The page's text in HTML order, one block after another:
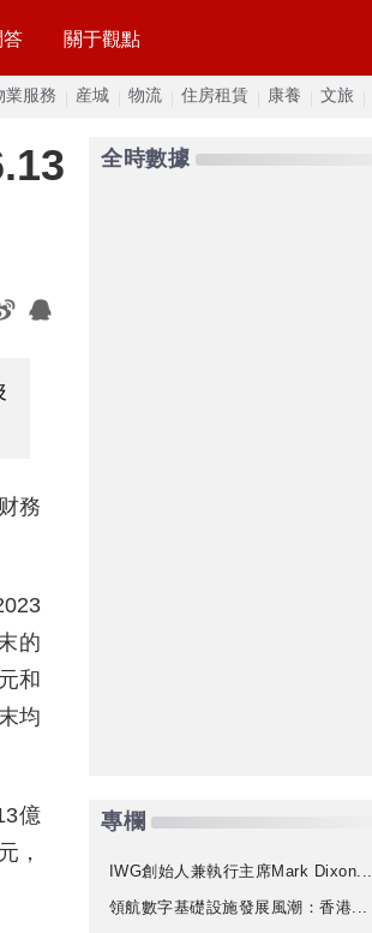
答 關于觀點
業服務 産城 物流 住房租賃 康養 文旅
務
的
和
均
億
，
全時數據
專欄
IWG創始人兼執行主席Mark Dixon...
領航數字基礎設施發展風潮：香港...